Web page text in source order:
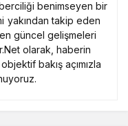
benimseyen bir
yakından takip eden
güncel gelişmeleri
olarak, haberin
bakış açımızla